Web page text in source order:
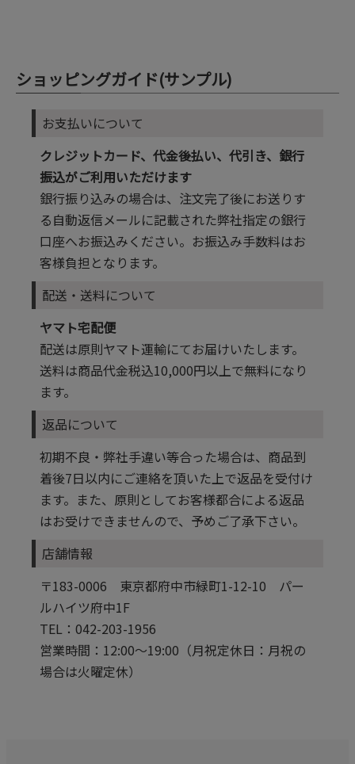
ショッピングガイド(サンプル)
お支払いについて
クレジットカード、代金後払い、代引き、銀行
振込がご利用いただけます
銀行振り込みの場合は、注文完了後にお送りす
る自動返信メールに記載された弊社指定の銀行
口座へお振込みください。お振込み手数料はお
客様負担となります。
配送・送料について
ヤマト宅配便
配送は原則ヤマト運輸にてお届けいたします。
送料は商品代金税込10,000円以上で無料になり
ます。
返品について
初期不良・弊社手違い等合った場合は、商品到
着後7日以内にご連絡を頂いた上で返品を受付け
ます。また、原則としてお客様都合による返品
はお受けできませんので、予めご了承下さい。
店舗情報
〒183-0006 東京都府中市緑町1-12-10 パー
ルハイツ府中1F
TEL：042-203-1956
営業時間：12:00～19:00（月祝定休日：月祝の
場合は火曜定休）